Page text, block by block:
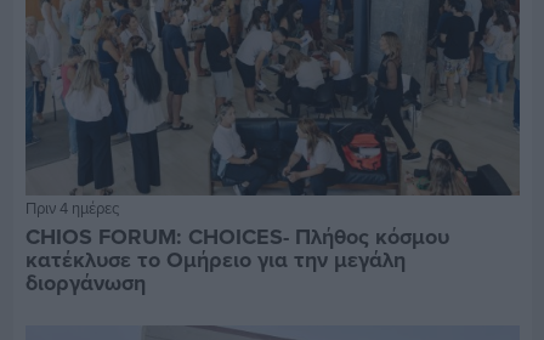
Πριν 4 ημέρες
CHIOS FORUM: CHOICES- Πλήθος κόσμου
κατέκλυσε το Ομήρειο για την μεγάλη
διοργάνωση